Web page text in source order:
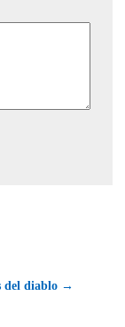
del diablo →